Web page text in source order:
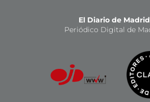
El Diario de Madrid
Periódico Digital de